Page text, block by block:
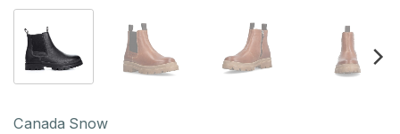
Canada Snow